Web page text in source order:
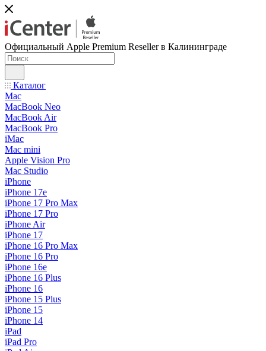
Официальный Apple Premium Reseller в Калининграде
Каталог
Mac
MacBook Neo
MacBook Air
MacBook Pro
iMac
Mac mini
Apple Vision Pro
Mac Studio
iPhone
iPhone 17e
iPhone 17 Pro Max
iPhone 17 Pro
iPhone Air
iPhone 17
iPhone 16 Pro Max
iPhone 16 Pro
iPhone 16e
iPhone 16 Plus
iPhone 16
iPhone 15 Plus
iPhone 15
iPhone 14
iPad
iPad Pro